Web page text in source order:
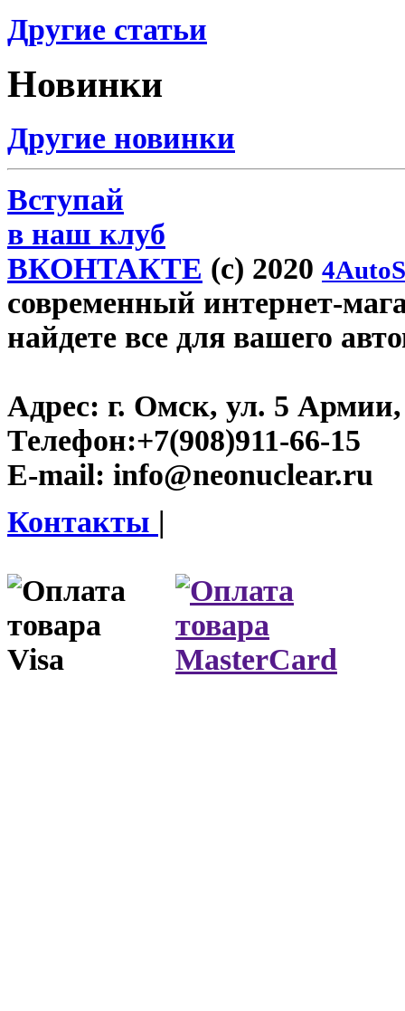
Другие статьи
Новинки
Другие новинки
Вступай
в наш клуб
ВКОНТАКТЕ (c) 2020
современный интернет-
найдете все для вашего
Адрес: г. Омск, ул. 5 Армии,
Телефон:+7(908)911-66-15
E-mail: info@neonuclear.ru
Контакты